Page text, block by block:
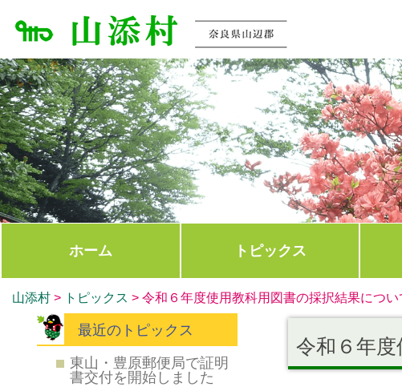
ホーム トピックス
山添村 > トピックス > 令和６年度使用教科用図書の採択結果につい
令和６年
最近のトピックス
東山・豊原郵便局で証明
書交付を開始しました